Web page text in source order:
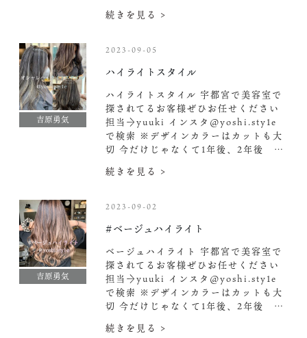
続きを見る >
吉原勇気
2023-09-05
ハイライトスタイル
ハイライトスタイル 宇都宮で美容室で
探されてるお客様ぜひお任せください︎
担当→yuuki インスタ@yoshi.sty1e
で検索️ ※デザインカラーはカットも大
切 今だけじゃなくて1年後、2年後 …
続きを見る >
吉原勇気
2023-09-02
#ベージュハイライト
ベージュハイライト 宇都宮で美容室で
探されてるお客様ぜひお任せください︎
担当→yuuki インスタ@yoshi.sty1e
で検索️ ※デザインカラーはカットも大
切 今だけじゃなくて1年後、2年後 …
続きを見る >